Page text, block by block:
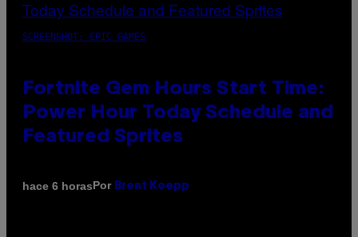
SCREENSHOT: EPIC GAMES
Fortnite Gem Hours Start Time:
Power Hour Today Schedule and
Featured Sprites
hace 6 horasPor Brent Koepp